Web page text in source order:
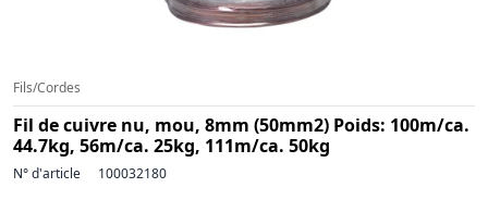
Fils/Cordes
Fil de cuivre nu, mou, 8mm (50mm2) Poids: 100m/ca.
44.7kg, 56m/ca. 25kg, 111m/ca. 50kg
N° d'article 100032180